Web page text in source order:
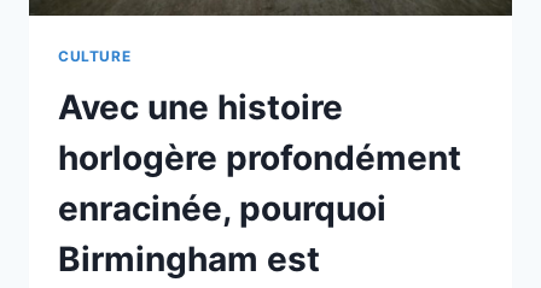
CULTURE
Avec une histoire
horlogère profondément
enracinée, pourquoi
Birmingham est